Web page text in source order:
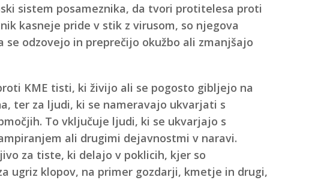
sistem posameznika, da tvori protitelesa proti
kasneje pride v stik z virusom, so njegova
odzovejo in preprečijo okužbo ali zmanjšajo
KME tisti, ki živijo ali se pogosto gibljejo na
ter za ljudi, ki se nameravajo ukvarjati s
To vključuje ljudi, ki se ukvarjajo s
ali drugimi dejavnostmi v naravi.
za tiste, ki delajo v poklicih, kjer so
ugriz klopov, na primer gozdarji, kmetje in drugi,